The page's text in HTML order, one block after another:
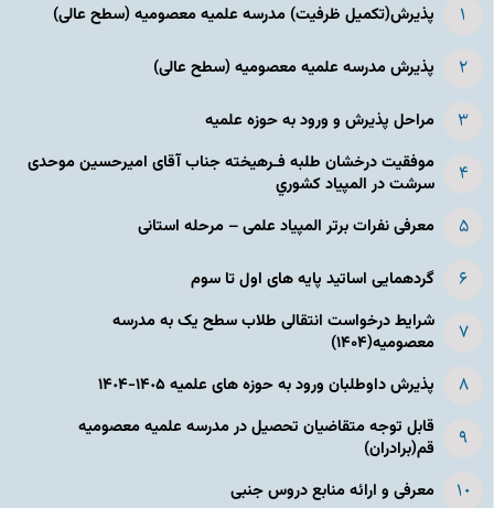
پذیرش(تکمیل ظرفیت) مدرسه علمیه معصومیه‌ (سطح عالی)
پذیرش مدرسه علمیه معصومیه‌ (سطح عالی)
مراحل پذیرش و ورود به حوزه علمیه
موفقیت درخشان طلبه فـرهیخته جناب آقای امیرحسین موحدی
سرشت در المپياد كشوري
معرفی نفرات برتر المپیاد علمی – مرحله استانی
گردهمایی اساتید پایه های اول تا سوم
شرایط درخواست انتقالی طلاب سطح یک به مدرسه
معصومیه(۱۴۰۴)
پذیرش داوطلبان ورود به حوزه های علمیه ١۴٠۵-١۴٠۴
قابل توجه متقاضیان تحصیل در مدرسه علمیه معصومیه
قم(برادران)
معرفی و ارائه منابع دروس جنبی